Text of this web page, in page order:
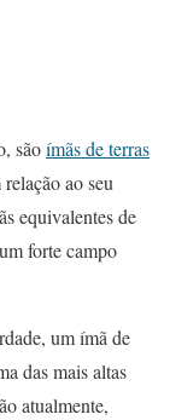
sãoímãs de terras
ao seu
equivalentes de
forte campo
um ímã de
das mais altas
atualmente,